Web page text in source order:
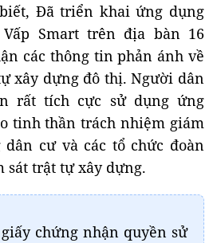
Đã triển khai ứng dụng
Smart trên địa bàn 16
các thông tin phản ánh về
xây dựng đô thị. Người dân
rất tích cực sử dụng ứng
tinh thần trách nhiệm giám
dân cư và các tổ chức đoàn
sát trật tự xây dựng.
chứng nhận quyền sử